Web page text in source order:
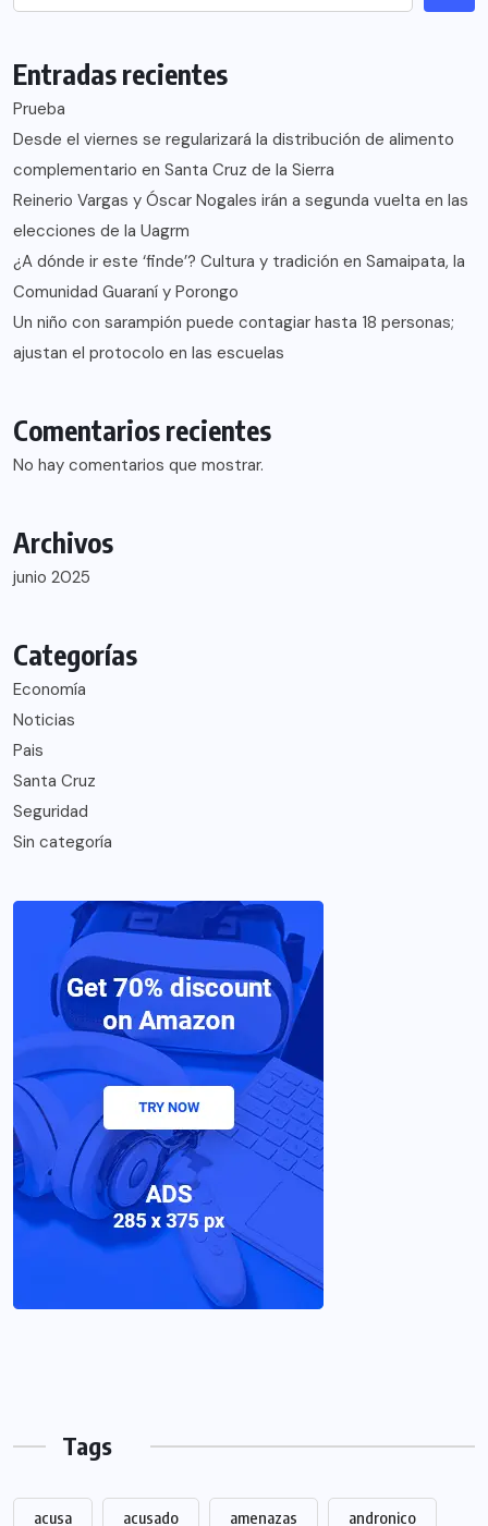
Entradas recientes
Prueba
Desde el viernes se regularizará la distribución de alimento
complementario en Santa Cruz de la Sierra
Reinerio Vargas y Óscar Nogales irán a segunda vuelta en las
elecciones de la Uagrm
¿A dónde ir este ‘finde’? Cultura y tradición en Samaipata, la
Comunidad Guaraní y Porongo
Un niño con sarampión puede contagiar hasta 18 personas;
ajustan el protocolo en las escuelas
Comentarios recientes
No hay comentarios que mostrar.
Archivos
junio 2025
Categorías
Economía
Noticias
Pais
Santa Cruz
Seguridad
Sin categoría
Tags
acusa acusado amenazas andronico